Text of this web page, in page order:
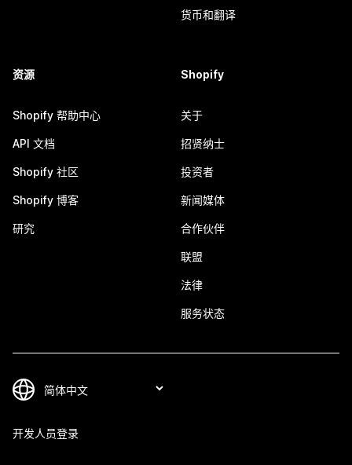
货币和翻译
资源
Shopify 帮助中心
API 文档
Shopify 社区
Shopify 博客
研究
Shopify
关于
招贤纳士
投资者
新闻媒体
合作伙伴
联盟
法律
服务状态
开发人员登录